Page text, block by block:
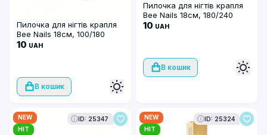
Пилочка для нігтів крапля
Bee Nails 18см, 100/180
10 UAH
В кошик
Пилочка для нігтів крапля
Bee Nails 18см, 180/240
10 UAH
В кошик
NEW
HIT
ID: 25347
NEW
HIT
ID: 25324